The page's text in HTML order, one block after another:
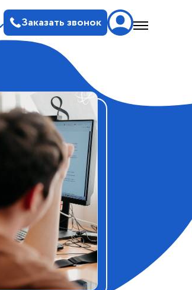
Заказать звонок